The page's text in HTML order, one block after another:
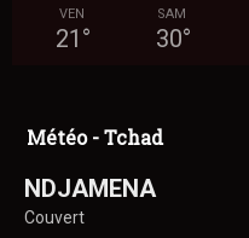
VEN
21 °
SAM
30°
Météo - Tchad
NDJAMENA
Couvert